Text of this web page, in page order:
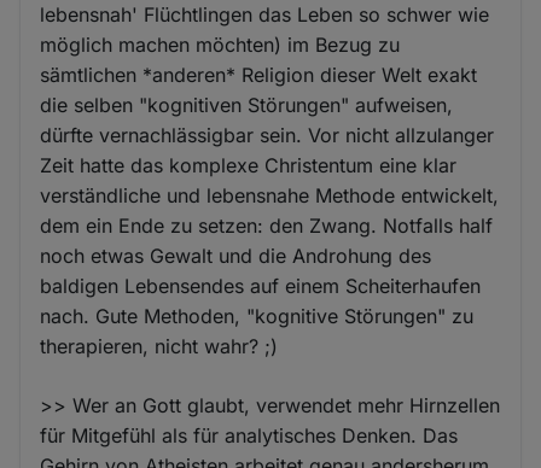
lebensnah' Flüchtlingen das Leben so schwer wie
möglich machen möchten) im Bezug zu
sämtlichen *anderen* Religion dieser Welt exakt
die selben "kognitiven Störungen" aufweisen,
dürfte vernachlässigbar sein. Vor nicht allzulanger
Zeit hatte das komplexe Christentum eine klar
verständliche und lebensnahe Methode entwickelt,
dem ein Ende zu setzen: den Zwang. Notfalls half
noch etwas Gewalt und die Androhung des
baldigen Lebensendes auf einem Scheiterhaufen
nach. Gute Methoden, "kognitive Störungen" zu
therapieren, nicht wahr? ;)
>> Wer an Gott glaubt, verwendet mehr Hirnzellen
für Mitgefühl als für analytisches Denken. Das